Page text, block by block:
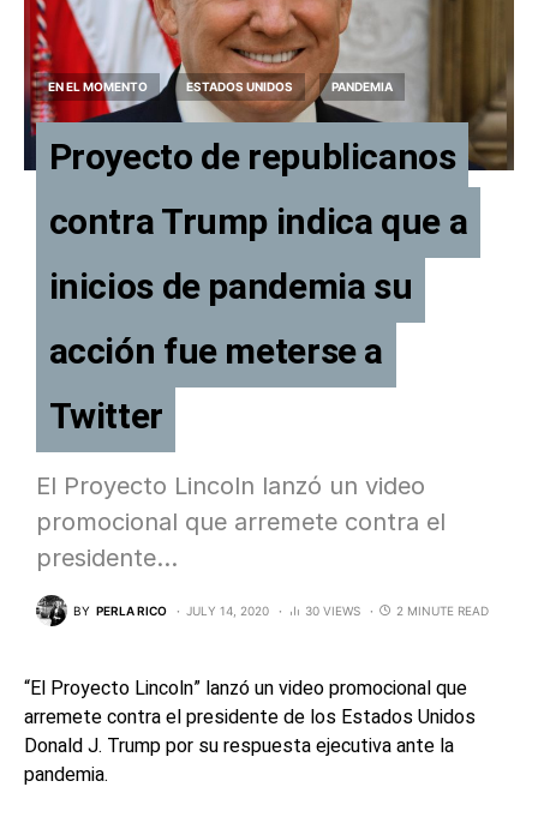
EN EL MOMENTO ESTADOS UNIDOS PANDEMIA
Proyecto de republicanos
contra Trump indica que a
inicios de pandemia su
acción fue meterse a
Twitter
El Proyecto Lincoln lanzó un video
promocional que arremete contra el
presidente…
BY PERLA RICO JULY 14, 2020 30 VIEWS 2 MINUTE READ
“El Proyecto Lincoln” lanzó un video promocional que
arremete contra el presidente de los Estados Unidos
Donald J. Trump por su respuesta ejecutiva ante la
pandemia.